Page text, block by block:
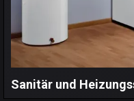
Sanitär und